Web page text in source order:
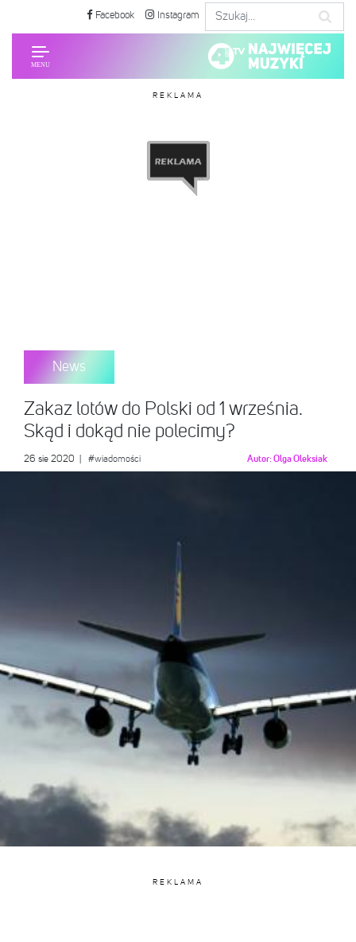
Facebook Instagram
REKLAMA
News
Zakaz lotów do Polski od 1 września.
Skąd i dokąd nie polecimy?
26 sie 2020 #wiadomości Autor:Olga Oleksiak
REKLAMA